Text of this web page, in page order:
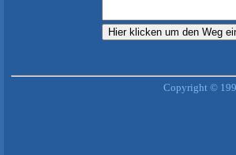
Copyright ©